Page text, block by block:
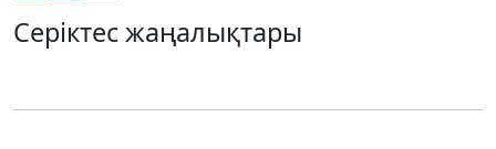
Серіктес жаңалықтары